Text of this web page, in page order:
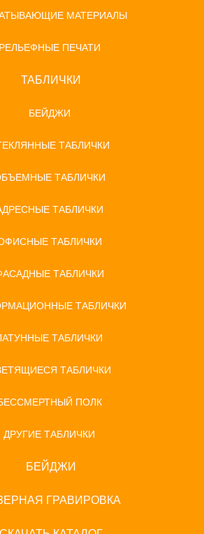
МАТЕРИАЛЫ
РЕЛЬЕФНЫЕ ПЕЧАТИ
ТАБЛИЧКИ
БЕЙДЖИ
ТАБЛИЧКИ
ТАБЛИЧКИ
ТАБЛИЧКИ
ТАБЛИЧКИ
ТАБЛИЧКИ
ТАБЛИЧКИ
ТАБЛИЧКИ
ТАБЛИЧКИ
ПОЛК
ДРУГИЕ ТАБЛИЧКИ
БЕЙДЖИ
ГРАВИРОВКА